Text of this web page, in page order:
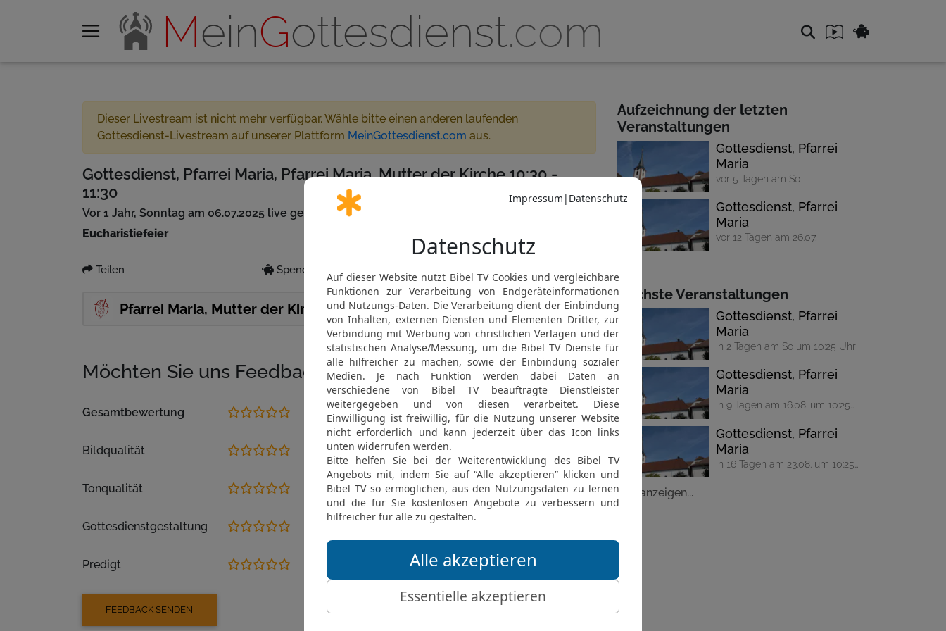
MeinGottesdienst.com
Dieser Livestream ist nicht mehr verfügbar. Wähle bitte einen anderen laufenden
Gottesdienst-Livestream auf unserer Plattform MeinGottesdienst.com aus.
Gottesdienst, Pfarrei Maria, Pfarrei Maria, Mutter der Kirche 10:30 -
11:30
Vor 1 Jahr, Sonntag am 06.07.2025 live gestreamt
Eucharistiefeier
Teilen Spenden für MeinGottesdienst.com
Pfarrei Maria, Mutter der Kirche Gemeinde abonnieren
Möchten Sie uns Feedback geben?
Gesamtbewertung
Bildqualität
Tonqualität
Gottesdienstgestaltung
Predigt
Aufzeichnung der letzten
Veranstaltungen
Gottesdienst, Pfarrei
Maria
vor 5 Tagen am So
Gottesdienst, Pfarrei
Maria
vor 12 Tagen am 26.07.
Nächste Veranstaltungen
Gottesdienst, Pfarrei
Maria
in 2 Tagen am So um 10:25 Uhr
Gottesdienst, Pfarrei
Maria
in 9 Tagen am 16.08. um 10:25
Gottesdienst, Pfarrei
Maria
in 16 Tagen am 23.08. um 10:25
alle anzeigen...